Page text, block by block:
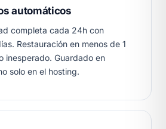
automáticos
completa cada 24h con
Restauración en menos de 1
inesperado. Guardado en
solo en el hosting.